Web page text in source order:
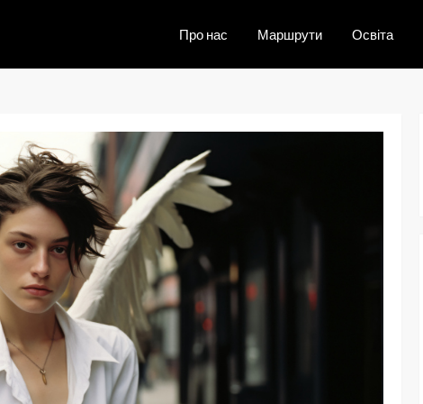
Про нас Маршрути Освіта